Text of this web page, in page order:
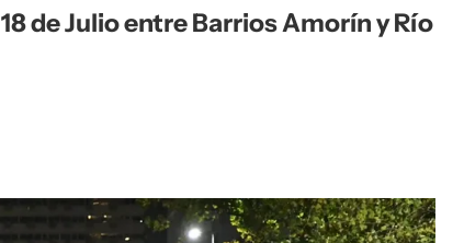
18 de Julio entre Barrios Amorín y Río